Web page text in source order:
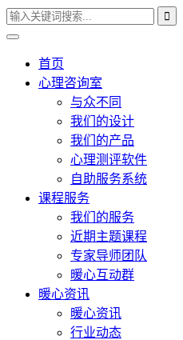
首页
心理咨询室
与众不同
我们的设计
我们的产品
心理测评软件
自助服务系统
课程服务
我们的服务
近期主题课程
专家导师团队
暖心互动群
暖心资讯
暖心资讯
行业动态